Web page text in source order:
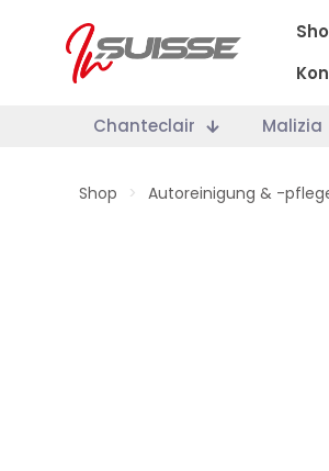
Chanteclair Malizia
Shop > Autoreinigung & -